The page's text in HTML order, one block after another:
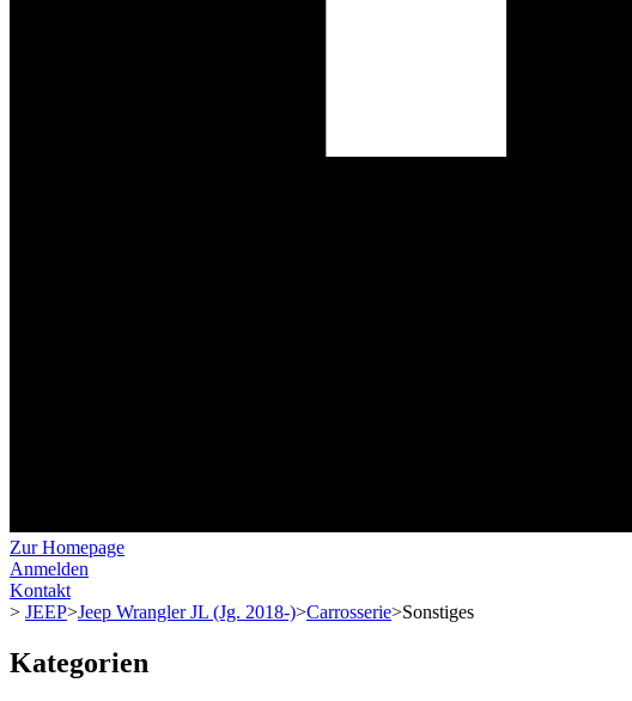
Zur Homepage
Anmelden
Kontakt
> JEEP>Jeep Wrangler JL (Jg. 2018-)>Carrosserie>Sonstiges
Kategorien